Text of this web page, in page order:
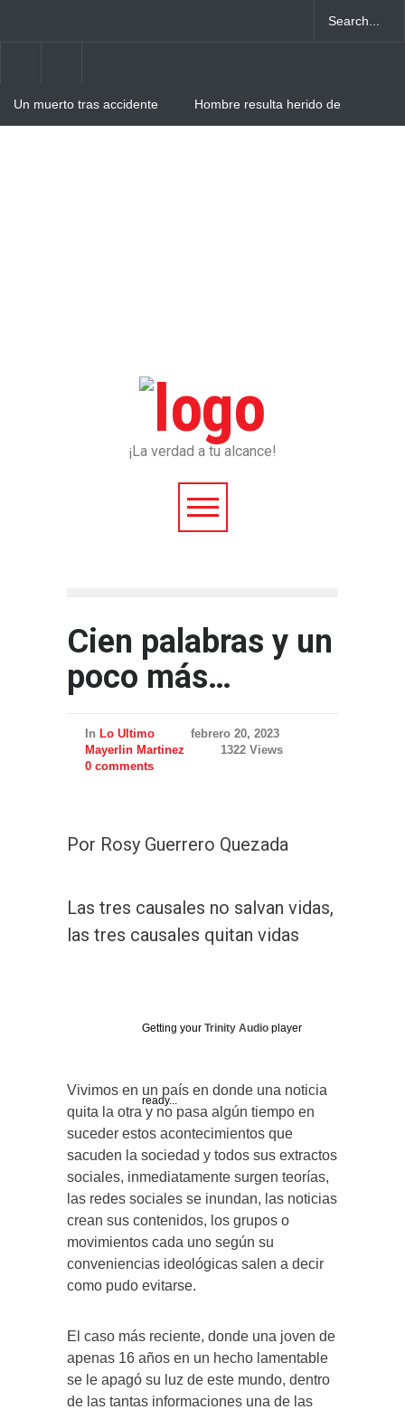
Un muerto tras accidente
Verón-Punta Cana
Hombre resulta herido de
de su pareja en Villa Cerro,
¡La verdad a tu alcance!
Cien palabras y un
poco más…
In Lo Ultimo
febrero 20, 2023
Mayerlin Martinez
1322 Views
0 comments
Por Rosy Guerrero Quezada
Las tres causales no salvan vidas,
las tres causales quitan vidas
Getting your Trinity Audio player
ready...
Vivimos en un país en donde una noticia
quita la otra y no pasa algún tiempo en
suceder estos acontecimientos que
sacuden la sociedad y todos sus extractos
sociales, inmediatamente surgen teorías,
las redes sociales se inundan, las noticias
crean sus contenidos, los grupos o
movimientos cada uno según su
conveniencias ideológicas salen a decir
como pudo evitarse.
El caso más reciente, donde una joven de
apenas 16 años en un hecho lamentable
se le apagó su luz de este mundo, dentro
de las tantas informaciones una de las